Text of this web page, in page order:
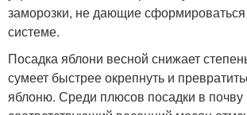
заморозки, не дающие
системе.
Посадка яблони весной снижает
сумеет быстрее окрепнуть и
яблоню. Среди плюсов посадки в почву